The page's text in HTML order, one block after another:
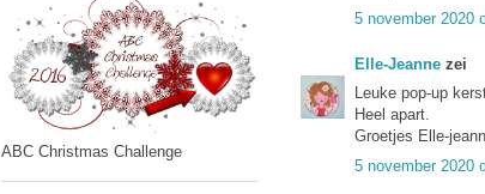
5 november 2020
Elle-Jeanne zei
Leuke pop-up
Heel apart.
Groetjes Elle-
5 november 2020
ABC Christmas Challenge